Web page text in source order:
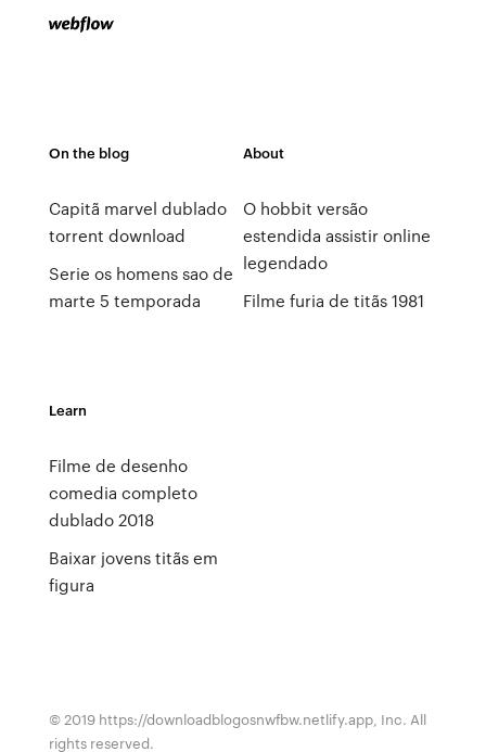
On the blog
Capitã marvel dublado
torrent download
Serie os homens sao de
marte 5 temporada
About
O hobbit versão
estendida assistir online
legendado
Filme furia de titãs 1981
Learn
Filme de desenho
comedia completo
dublado 2018
Baixar jovens titãs em
figura
© 2019 https://downloadblogosnwfbw.netlify.app, Inc. All
rights reserved.